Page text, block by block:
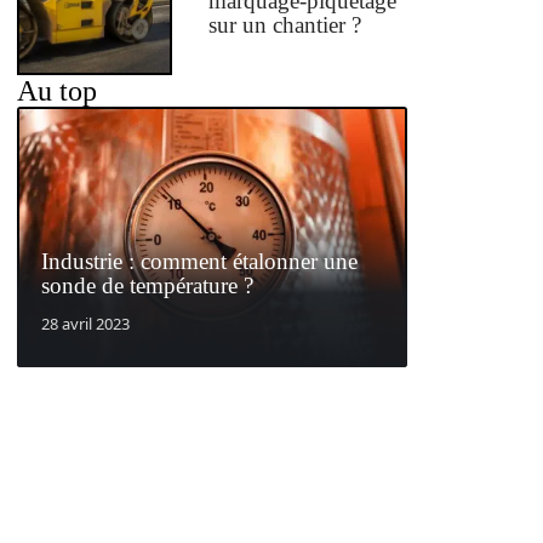
sur un chantier ?
Au top
Industrie : comment étalonner une
sonde de température ?
28 avril 2023